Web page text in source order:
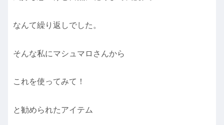
なんて繰り返しでした。
そんな私にマシュマロさんから
これを使ってみて！
と勧められたアイテム